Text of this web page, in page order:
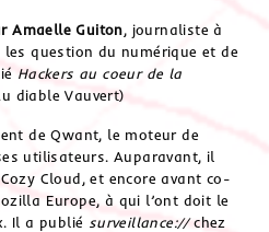
Amaelle Guiton, journaliste à
les question du numérique et de
Hackers au coeur de la
diable Vauvert)
de Qwant, le moteur de
utilisateurs. Auparavant, il
Cloud, et encore avant co-
Europe, à qui l’ont doit le
Il a publié surveillance://chez